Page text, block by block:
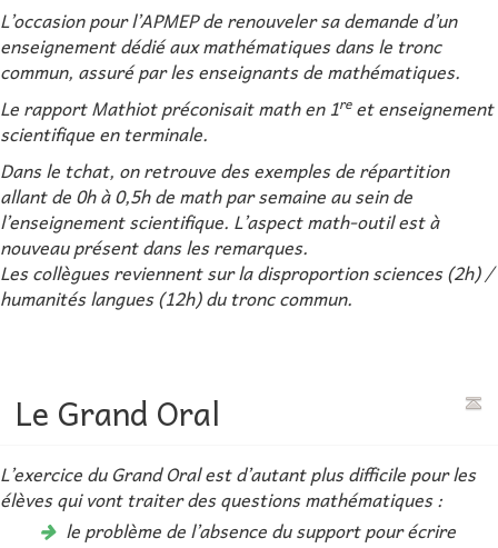
L’occasion pour l’APMEP de renouveler sa demande d’un
enseignement dédié aux mathématiques dans le tronc
commun, assuré par les enseignants de mathématiques.
Le rapport Mathiot préconisait math en 1reet enseignement
scientifique en terminale.
Dans le tchat, on retrouve des exemples de répartition
allant de 0h à 0,5h de math par semaine au sein de
l’enseignement scientifique. L’aspect math-outil est à
nouveau présent dans les remarques.
Les collègues reviennent sur la disproportion sciences (2h) /
humanités langues (12h) du tronc commun.
Le Grand Oral
L’exercice du Grand Oral est d’autant plus difficile pour les
élèves qui vont traiter des questions mathématiques :
le problème de l’absence du support pour écrire